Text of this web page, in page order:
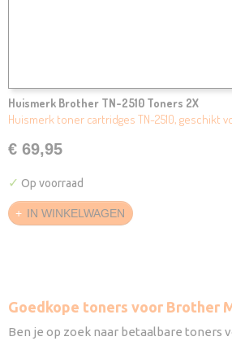
Huismerk Brother TN-2510 Toners 2X
Huismerk toner cartridges TN-2510, geschikt
€ 69,95
✓ Op voorraad
IN WINKELWAGEN
Goedkope toners voor Brother
Ben je op zoek naar betaalbare toners